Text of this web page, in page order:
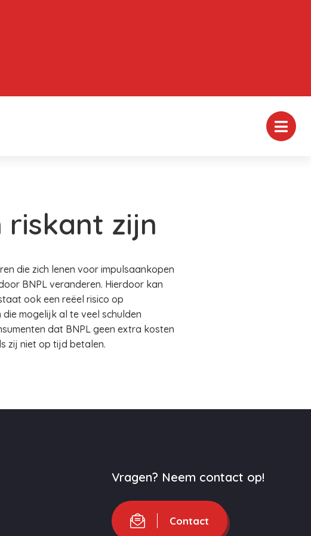
riskant zijn
die zich lenen voor impulsaankopen
BNPL veranderen. Hierdoor kan
ook een reëel risico op
die mogelijk al te veel schulden
dat BNPL geen extra kosten
zij niet op tijd betalen.
Vragen? Neem contact op!
Contact